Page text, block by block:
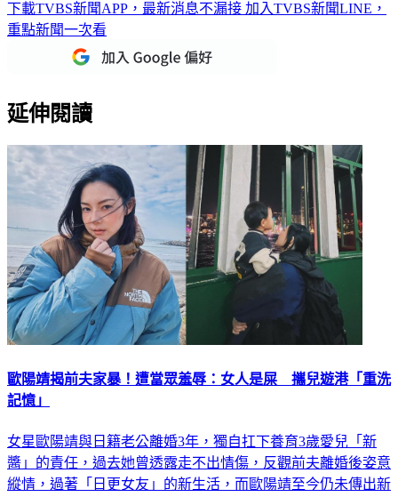
下載TVBS新聞APP，最新消息不漏接 加入TVBS新聞LINE，
重點新聞一次看
延伸閱讀
歐陽靖揭前夫家暴！遭當眾羞辱：女人是屎 攜兒遊港「重洗
記憶」
女星歐陽靖與日籍老公離婚3年，獨自扛下養育3歲愛兒「新
醬」的責任，過去她曾透露走不出情傷，反觀前夫離婚後姿意
縱情，過著「日更女友」的新生活，而歐陽靖至今仍未傳出新